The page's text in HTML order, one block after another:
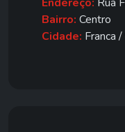
Bairro: Centro
Cidade: Franca